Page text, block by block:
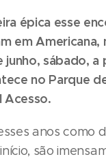
épica esse
em Americana,
sábado, a
no Parque
Acesso.
anos como
são